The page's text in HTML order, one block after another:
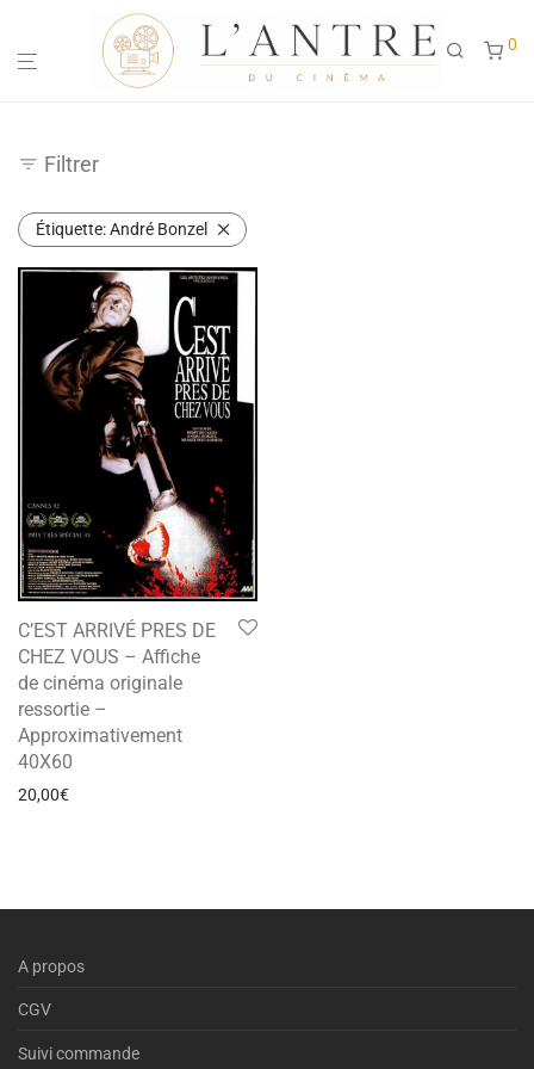
0
Filtrer
Étiquette:André Bonzel
C’EST ARRIVÉ PRES DE
CHEZ VOUS – Affiche
de cinéma originale
ressortie –
Approximativement
40X60
20,00€
A propos
CGV
Suivi commande